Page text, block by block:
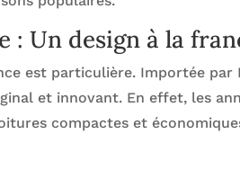
: Un design à la
est particulière. Importée
et innovant. En effet, les
compactes et